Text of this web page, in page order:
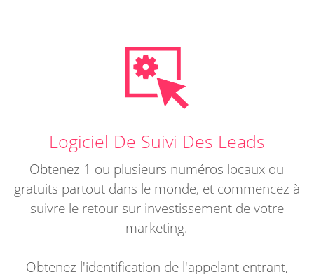
Logiciel De Suivi Des Leads
Obtenez 1 ou plusieurs numéros locaux ou
gratuits partout dans le monde, et commencez à
suivre le retour sur investissement de votre
marketing.
Obtenez l'identification de l'appelant entrant,